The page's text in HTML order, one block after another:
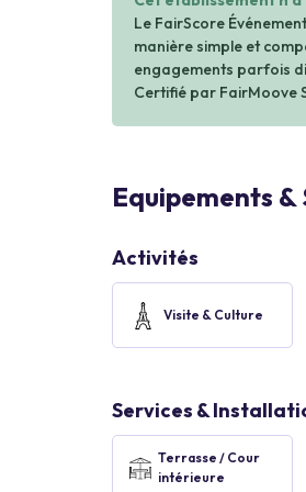
Le FairScore
manière simple et
engagements parfois
Certifié par FairMoove
Equipements &
Activités
Visite & Culture
Services &
Terrasse / Cour
intérieure